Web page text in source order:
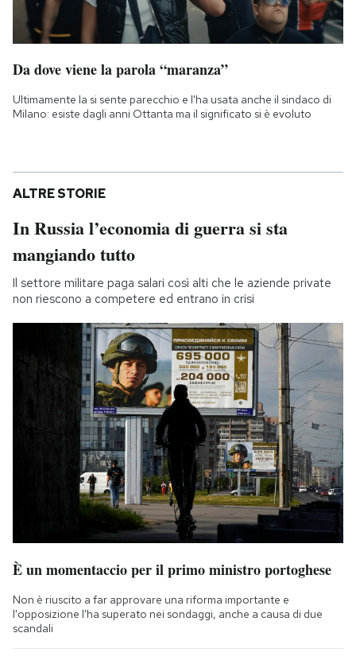
Da dove viene la parola “maranza”
Ultimamente la si sente parecchio e l'ha usata anche il sindaco di
Milano: esiste dagli anni Ottanta ma il significato si è evoluto
ALTRE STORIE
In Russia l’economia di guerra si sta
mangiando tutto
Il settore militare paga salari così alti che le aziende private
non riescono a competere ed entrano in crisi
È un momentaccio per il primo ministro portoghese
Non è riuscito a far approvare una riforma importante e
l'opposizione l'ha superato nei sondaggi, anche a causa di due
scandali